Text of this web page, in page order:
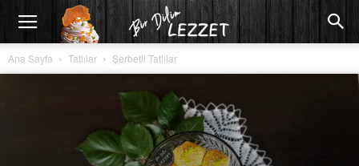
Ana Sayfa Tatlılar Şerbetli Tatlılar